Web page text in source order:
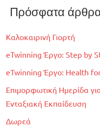
Πρόσφατα
Καλοκαιρινή Γιορτή
eTwinning Έργο: Step by
eTwinning Έργο: Health
Επιμορφωτική Ημερίδα
Ενταξιακή Εκπαίδευση
Δωρεά